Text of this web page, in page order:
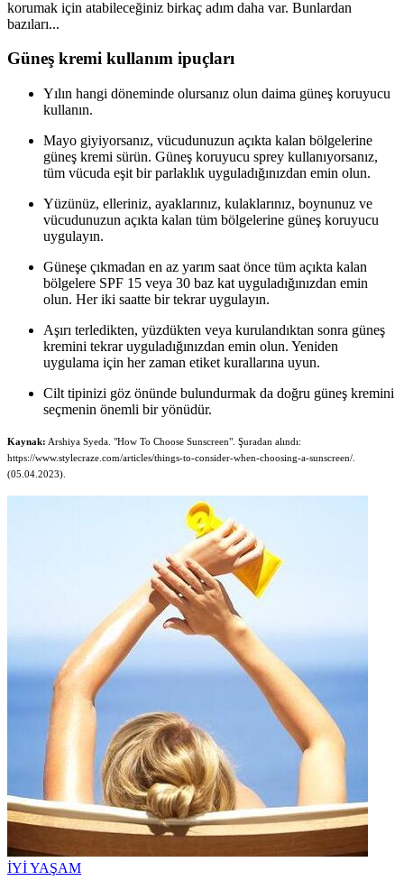
korumak için atabileceğiniz birkaç adım daha var. Bunlardan
bazıları...
Güneş kremi kullanım ipuçları
Yılın hangi döneminde olursanız olun daima güneş koruyucu
kullanın.
Mayo giyiyorsanız, vücudunuzun açıkta kalan bölgelerine
güneş kremi sürün. Güneş koruyucu sprey kullanıyorsanız,
tüm vücuda eşit bir parlaklık uyguladığınızdan emin olun.
Yüzünüz, elleriniz, ayaklarınız, kulaklarınız, boynunuz ve
vücudunuzun açıkta kalan tüm bölgelerine güneş koruyucu
uygulayın.
Güneşe çıkmadan en az yarım saat önce tüm açıkta kalan
bölgelere SPF 15 veya 30 baz kat uyguladığınızdan emin
olun. Her iki saatte bir tekrar uygulayın.
Aşırı terledikten, yüzdükten veya kurulandıktan sonra güneş
kremini tekrar uyguladığınızdan emin olun. Yeniden
uygulama için her zaman etiket kurallarına uyun.
Cilt tipinizi göz önünde bulundurmak da doğru güneş kremini
seçmenin önemli bir yönüdür.
Kaynak: Arshiya Syeda. "How To Choose Sunscreen". Şuradan alındı:
https://www.stylecraze.com/articles/things-to-consider-when-choosing-a-sunscreen/.
(05.04.2023).
İYİ YAŞAM